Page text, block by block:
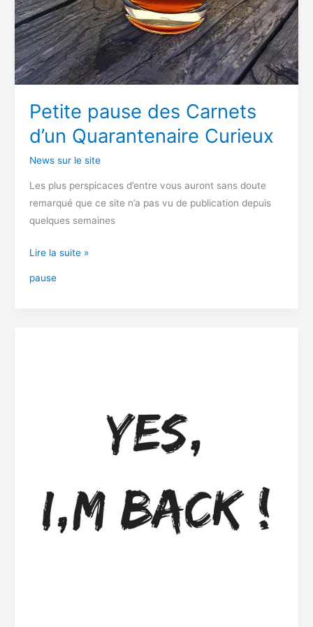
Petite pause des Carnets
d’un Quarantenaire Curieux
News sur le site
Les plus perspicaces d’entre vous auront sans doute
remarqué que ce site n’a pas vu de publication depuis
quelques semaines
Petite
des
Lire la suite »
pause